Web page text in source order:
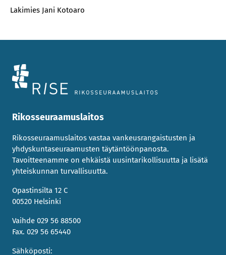
Lakimies Jani Kotoaro
Rikosseuraamuslaitos
Rikosseuraamuslaitos vastaa vankeusrangaistusten ja
yhdyskuntaseuraamusten täytäntöönpanosta.
Tavoitteenamme on ehkäistä uusintarikollisuutta ja lisätä
yhteiskunnan turvallisuutta.
Opastinsilta 12 C
00520 Helsinki
Vaihde 029 56 88500
Fax. 029 56 65440
Sähköposti: